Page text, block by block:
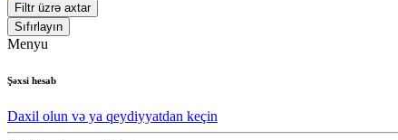
Filtr üzrə axtar
Sıfırlayın
Menyu
Şəxsi hesab
Daxil olun və ya qeydiyyatdan keçin